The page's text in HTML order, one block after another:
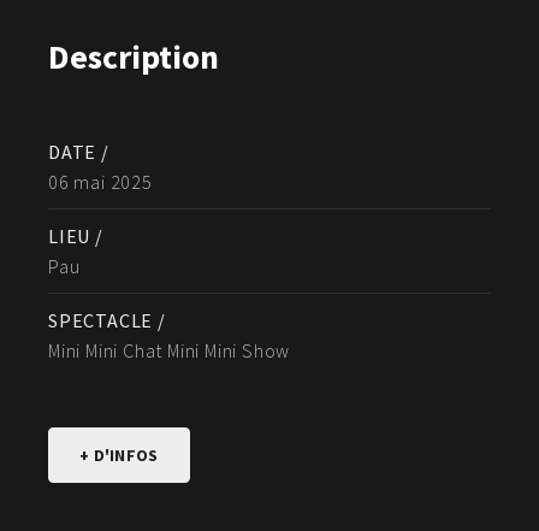
Description
DATE /
06 mai 2025
LIEU /
Pau
SPECTACLE /
Mini Mini Chat Mini Mini Show
+ D'INFOS